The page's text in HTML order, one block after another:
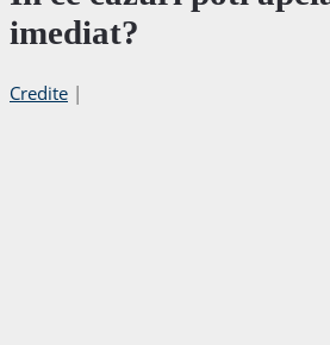
imediat?
Credite |